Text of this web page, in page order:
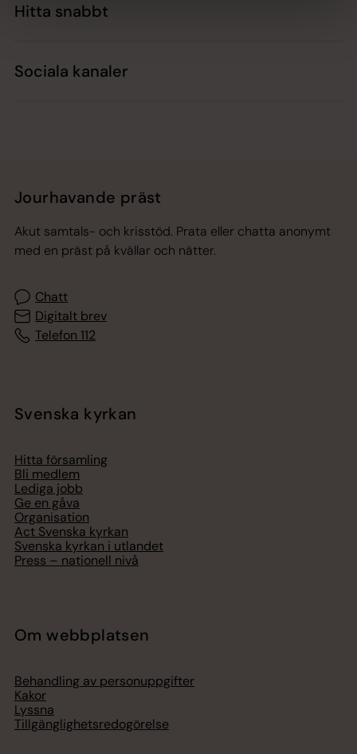
Hitta snabbt
Sociala kanaler
Jourhavande präst
Akut samtals- och krisstöd. Prata eller chatta anonymt
med en präst på kvällar och nätter.
Chatt
Digitalt brev
Telefon 112
Svenska kyrkan
Hitta församling
Bli medlem
Lediga jobb
Ge en gåva
Organisation
Act Svenska kyrkan
Svenska kyrkan i utlandet
Press – nationell nivå
Om webbplatsen
Behandling av personuppgifter
Kakor
Lyssna
Tillgänglighetsredogörelse